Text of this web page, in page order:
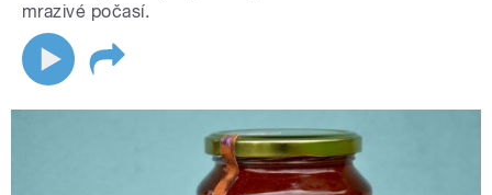
mrazivé počasí.